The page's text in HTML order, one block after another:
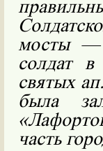
мосты —
солдат
святых
была
часть